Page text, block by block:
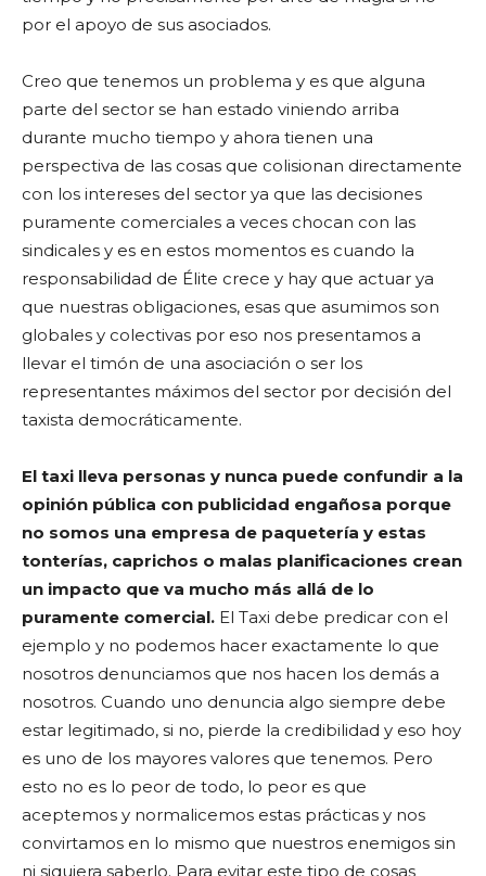
por el apoyo de sus asociados.
Creo que tenemos un problema y es que alguna
parte del sector se han estado viniendo arriba
durante mucho tiempo y ahora tienen una
perspectiva de las cosas que colisionan directamente
con los intereses del sector ya que las decisiones
puramente comerciales a veces chocan con las
sindicales y es en estos momentos es cuando la
responsabilidad de Élite crece y hay que actuar ya
que nuestras obligaciones, esas que asumimos son
globales y colectivas por eso nos presentamos a
llevar el timón de una asociación o ser los
representantes máximos del sector por decisión del
taxista democráticamente.
El taxi lleva personas y nunca puede confundir a la
opinión pública con publicidad engañosa porque
no somos una empresa de paquetería y estas
tonterías, caprichos o malas planificaciones crean
un impacto que va mucho más allá de lo
puramente comercial. El Taxi debe predicar con el
ejemplo y no podemos hacer exactamente lo que
nosotros denunciamos que nos hacen los demás a
nosotros. Cuando uno denuncia algo siempre debe
estar legitimado, si no, pierde la credibilidad y eso hoy
es uno de los mayores valores que tenemos. Pero
esto no es lo peor de todo, lo peor es que
aceptemos y normalicemos estas prácticas y nos
convirtamos en lo mismo que nuestros enemigos sin
ni siquiera saberlo. Para evitar este tipo de cosas